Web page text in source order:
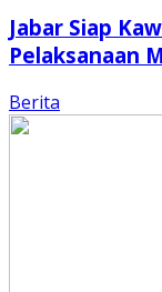
Jabar Siap
Pelaksanaan
Berita